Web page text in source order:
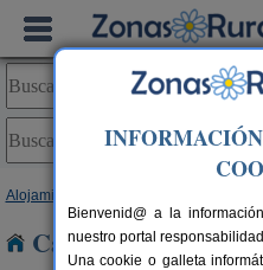
Alojamientos
Casas Rurales
Bienvenid@ a la
nuestro portal
Una cookie o galleta